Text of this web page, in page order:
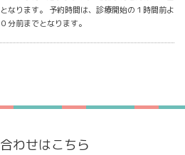
なります。 予約時間は、診療開始の１時間前よ
分前までとなります。
わせはこちら